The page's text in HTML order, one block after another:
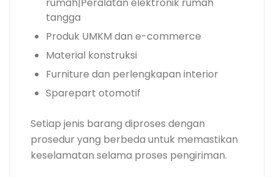
tangga
Produk UMKM dan e-commerce
Material konstruksi
Furniture dan perlengkapan interior
Sparepart otomotif
Setiap jenis barang diproses dengan
prosedur yang berbeda untuk memastikan
keselamatan selama proses pengiriman.